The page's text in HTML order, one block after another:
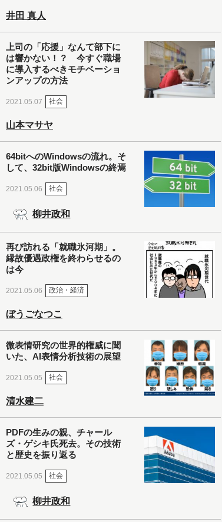
井田 真人
上司の「応援」なんて部下に
は響かない！？ 今すぐ職場
に導入するべきモチベーショ
ンアップの方法
2021.05.07 社会
山本マサヤ
64bitへのWindowsの流れ。そ
して、32bit版Windowsの終焉
2021.05.06 社会
柳井政和
再び訪れる「就職氷河期」。
縁故優遇政権を終わらせるの
は今
2021.05.06 政治・経済
ぼうごなつこ
微表情研究の世界的権威に聞
いた、AI表情分析技術の展望
2021.05.05 社会
清水建二
PDFの生みの親、チャール
ズ・ゲシキ氏死去。その技術
と歴史を振り返る
2021.05.05 社会
柳井政和